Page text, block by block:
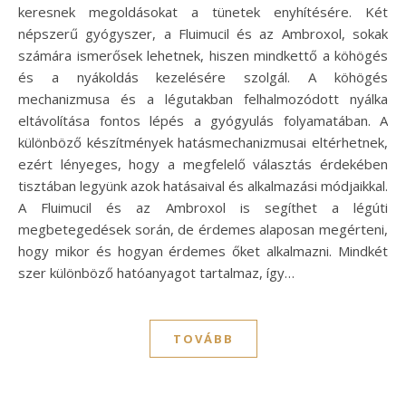
keresnek megoldásokat a tünetek enyhítésére. Két
népszerű gyógyszer, a Fluimucil és az Ambroxol, sokak
számára ismerősek lehetnek, hiszen mindkettő a köhögés
és a nyákoldás kezelésére szolgál. A köhögés
mechanizmusa és a légutakban felhalmozódott nyálka
eltávolítása fontos lépés a gyógyulás folyamatában. A
különböző készítmények hatásmechanizmusai eltérhetnek,
ezért lényeges, hogy a megfelelő választás érdekében
tisztában legyünk azok hatásaival és alkalmazási módjaikkal.
A Fluimucil és az Ambroxol is segíthet a légúti
megbetegedések során, de érdemes alaposan megérteni,
hogy mikor és hogyan érdemes őket alkalmazni. Mindkét
szer különböző hatóanyagot tartalmaz, így…
TOVÁBB